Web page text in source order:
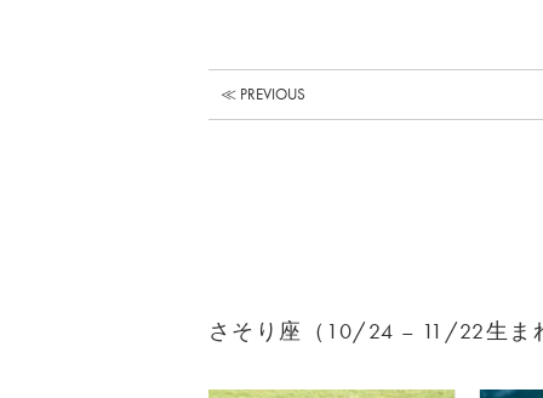
≪ PREVIOUS
さそり座（10/24 – 11/22生ま